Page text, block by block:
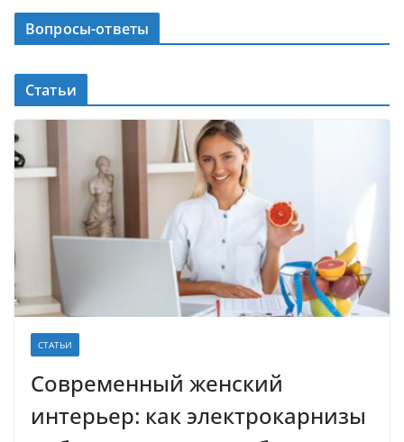
Вопросы-ответы
Статьи
СТАТЬИ
Современный женский
интерьер: как электрокарнизы